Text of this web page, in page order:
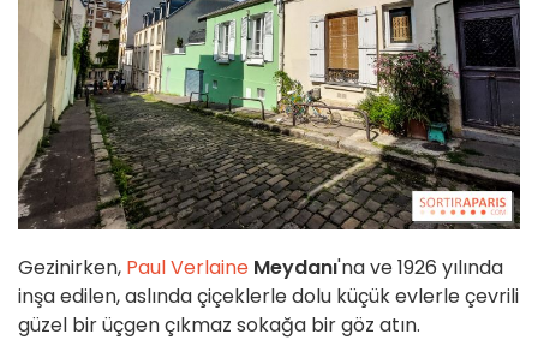
Gezinirken, Paul Verlaine Meydanı'na ve 1926 yılında
inşa edilen, aslında çiçeklerle dolu küçük evlerle çevrili
güzel bir üçgen çıkmaz sokağa bir göz atın.